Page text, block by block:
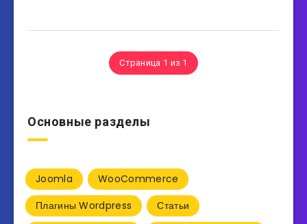
Страница 1 из 1
Основные разделы
Joomla
WooCommerce
Плагины Wordpress
Статьи